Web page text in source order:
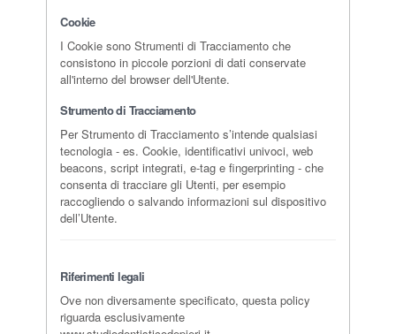
Cookie
I Cookie sono Strumenti di Tracciamento che
consistono in piccole porzioni di dati conservate
all'interno del browser dell'Utente.
Strumento di Tracciamento
Per Strumento di Tracciamento s’intende qualsiasi
tecnologia - es. Cookie, identificativi univoci, web
beacons, script integrati, e-tag e fingerprinting - che
consenta di tracciare gli Utenti, per esempio
raccogliendo o salvando informazioni sul dispositivo
dell’Utente.
Riferimenti legali
Ove non diversamente specificato, questa policy
riguarda esclusivamente